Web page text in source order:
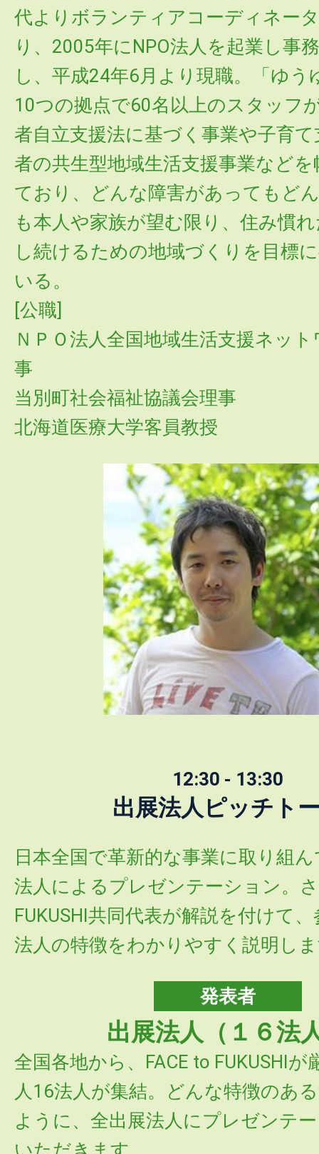
代よりボランティアコーディネー
り、2005年にNPO法人を起業し事
し、平成24年6月より現職。「ゆう
10つの拠点で60名以上のスタッフ
者自立支援法に基づく事業や子育
者の共生型地域生活支援事業など
ており、どんな障害があってもど
も本人や家族が望む限り、住み慣
し続けるための地域づくりを目標
いる。
[公職]
ＮＰＯ法人全国地域生活支援ネッ
事
当別町社会福祉協議会理事
北海道医療大学客員教授
12:30 - 13:30
出展法人ピッチト
日本全国で革新的な事業に取り組
法人によるプレゼンテーション。
FUKUSHI共同代表が解説を付けて
法人の特徴をわかりやすく説明し
発表者
出展法人（１６法
全国各地から、FACE to FUKUSHIが
人16法人が集結。どんな特徴のあ
ように、全出展法人にプレゼンテ
いただきます。